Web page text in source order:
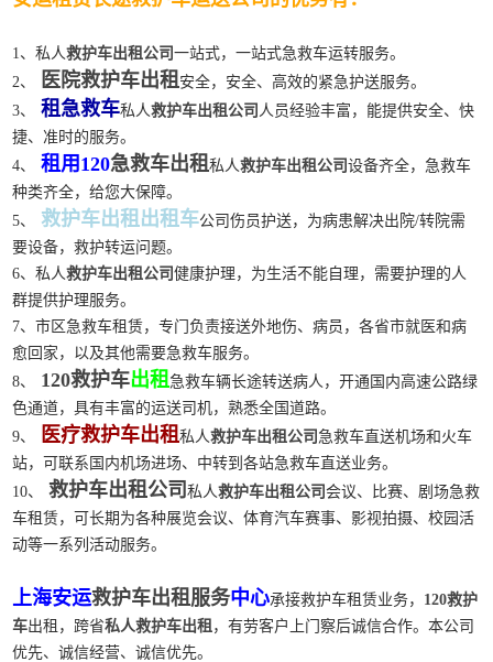
1、私人救护车出租公司一站式，一站式急救车运转服务。
2、
医院救护车出租 安全，安全、高效的紧急护送服务。
3、
租急救车私人救护车出租公司 人员经验丰富，能提供安全、快
捷、准时的服务。
4、
租用120急救车出租私人救护车出租公司设备齐全，急救车
种类齐全，给您大保障。
5、
救护车出租出租车公司伤员护送，为病患解决出院/转院需
要设备，救护转运问题。
6、私人救护车出租公司健康护理，为生活不能自理，需要护理的人
群提供护理服务。
7、市区急救车租赁，专门负责接送外地伤、病员，各省市就医和病
愈回家，以及其他需要急救车服务。
8、
120救护车出租 急救车辆长途转送病人，开通国内高速公路绿
色通道，具有丰富的运送司机，熟悉全国道路。
9、
医疗救护车出租私人救护车出租公司 急救车直送机场和火车
站，可联系国内机场进场、中转到各站急救车直送业务。
10、
救护车出租公司私人救护车出租公司会议、比赛、剧场急救
车租赁，可长期为各种展览会议、体育汽车赛事、影视拍摄、校园活
动等一系列活动服务。
上海安运救护车出租服务中心承接救护车租赁业务， 120救护
车出租，跨省私人救护车出租 ，有劳客户上门察后诚信合作。本公司
优先、诚信经营、诚信优先。